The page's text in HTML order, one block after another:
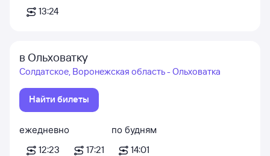
13:24
в Ольховатку
Солдатское, Воронежская область - Ольховатка
Найти билеты
ежедневно
12:23
17:21
по будням
14:01